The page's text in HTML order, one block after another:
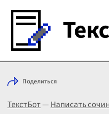
Войти с Telegram
Выбрать режим
Поделиться
ТекстБот—Написать